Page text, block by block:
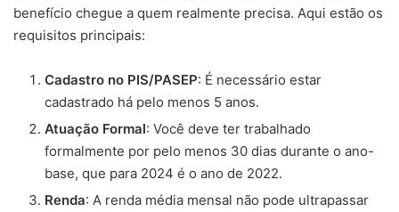
benefício chegue a quem realmente precisa. Aqui estão os
requisitos principais:
Cadastro no PIS/PASEP: É necessário estar
cadastrado há pelo menos 5 anos.
Atuação Formal: Você deve ter trabalhado
formalmente por pelo menos 30 dias durante o ano-
base, que para 2024 é o ano de 2022.
Renda: A renda média mensal não pode ultrapassar